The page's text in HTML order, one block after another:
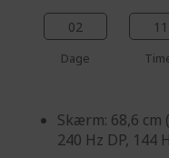
02
Dage
11
Skærm: 68,6 cm
240 Hz DP, 144